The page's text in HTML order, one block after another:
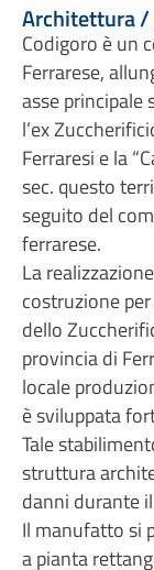
Architettura /
Codigoro è un
Ferrarese,
asse
l’ex
Ferraresi e la
sec. questo
seguito del
ferrarese.
La
costruzione
dello
provincia di
locale
è sviluppata
Tale
struttura
danni durante
Il manufatto si
a pianta